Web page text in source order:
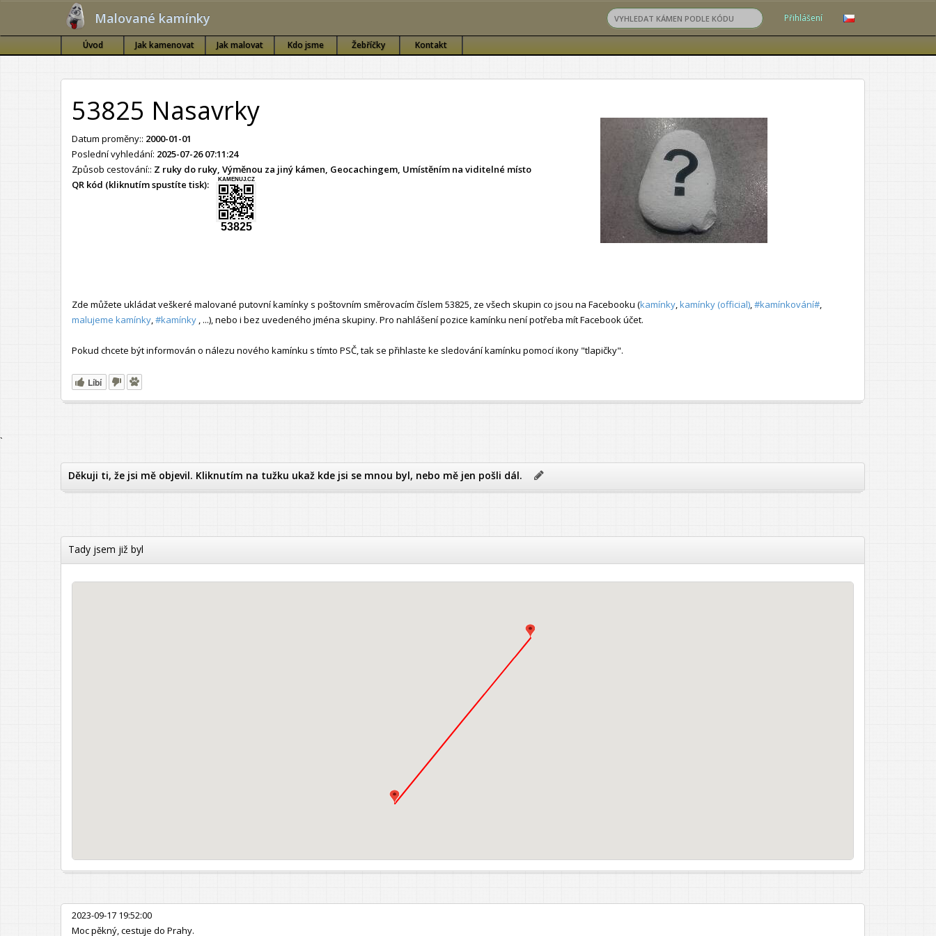
Malované kamínky Přihlášení
Úvod Jak kamenovat Jak malovat Kdo jsme Žebříčky Kontakt
53825 Nasavrky
Datum proměny:: 2000-01-01
Poslední vyhledání: 2025-07-26 07:11:24
Způsob cestování:: Z ruky do ruky, Výměnou za jiný kámen, Geocachingem, Umístěním na viditelné místo
QR kód (kliknutím spustíte tisk):
KAMENUJ.CZ
53825
Zde můžete ukládat veškeré malované putovní kamínky s poštovním směrovacím číslem 53825, ze všech skupin co jsou na Facebooku (kamínky kamínky (official) #kamínkování#
malujeme kamínky #kamínky , ...), nebo i bez uvedeného jména skupiny. Pro nahlášení pozice kamínku není potřeba mít Facebook účet.
Pokud chcete být informován o nálezu nového kamínku s tímto PSČ, tak se přihlaste ke sledování kamínku pomocí ikony "tlapičky".
Líbí
`
Děkuji ti, že jsi mě objevil. Kliknutím na tužku ukaž kde jsi se mnou byl, nebo mě jen pošli dál.
Tady jsem již byl
2023-09-17 19:52:00
Moc pěkný, cestuje do Prahy.